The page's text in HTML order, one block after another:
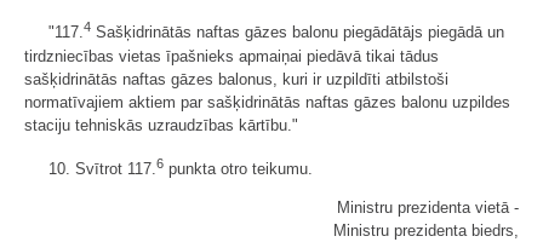
"117.4 Sašķidrinātās naftas gāzes balonu piegādātājs piegādā un
tirdzniecības vietas īpašnieks apmaiņai piedāvā tikai tādus
sašķidrinātās naftas gāzes balonus, kuri ir uzpildīti atbilstoši
normatīvajiem aktiem par sašķidrinātās naftas gāzes balonu uzpildes
staciju tehniskās uzraudzības kārtību."
10. Svītrot 117. 6 punkta otro teikumu.
Ministru prezidenta vietā -
Ministru prezidenta biedrs,